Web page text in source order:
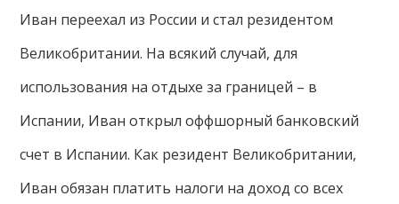
Иван переехал из России и стал резидентом
Великобритании. На всякий случай, для
использования на отдыхе за границей – в
Испании, Иван открыл оффшорный банковский
счет в Испании. Как резидент Великобритании,
Иван обязан платить налоги на доход со всех